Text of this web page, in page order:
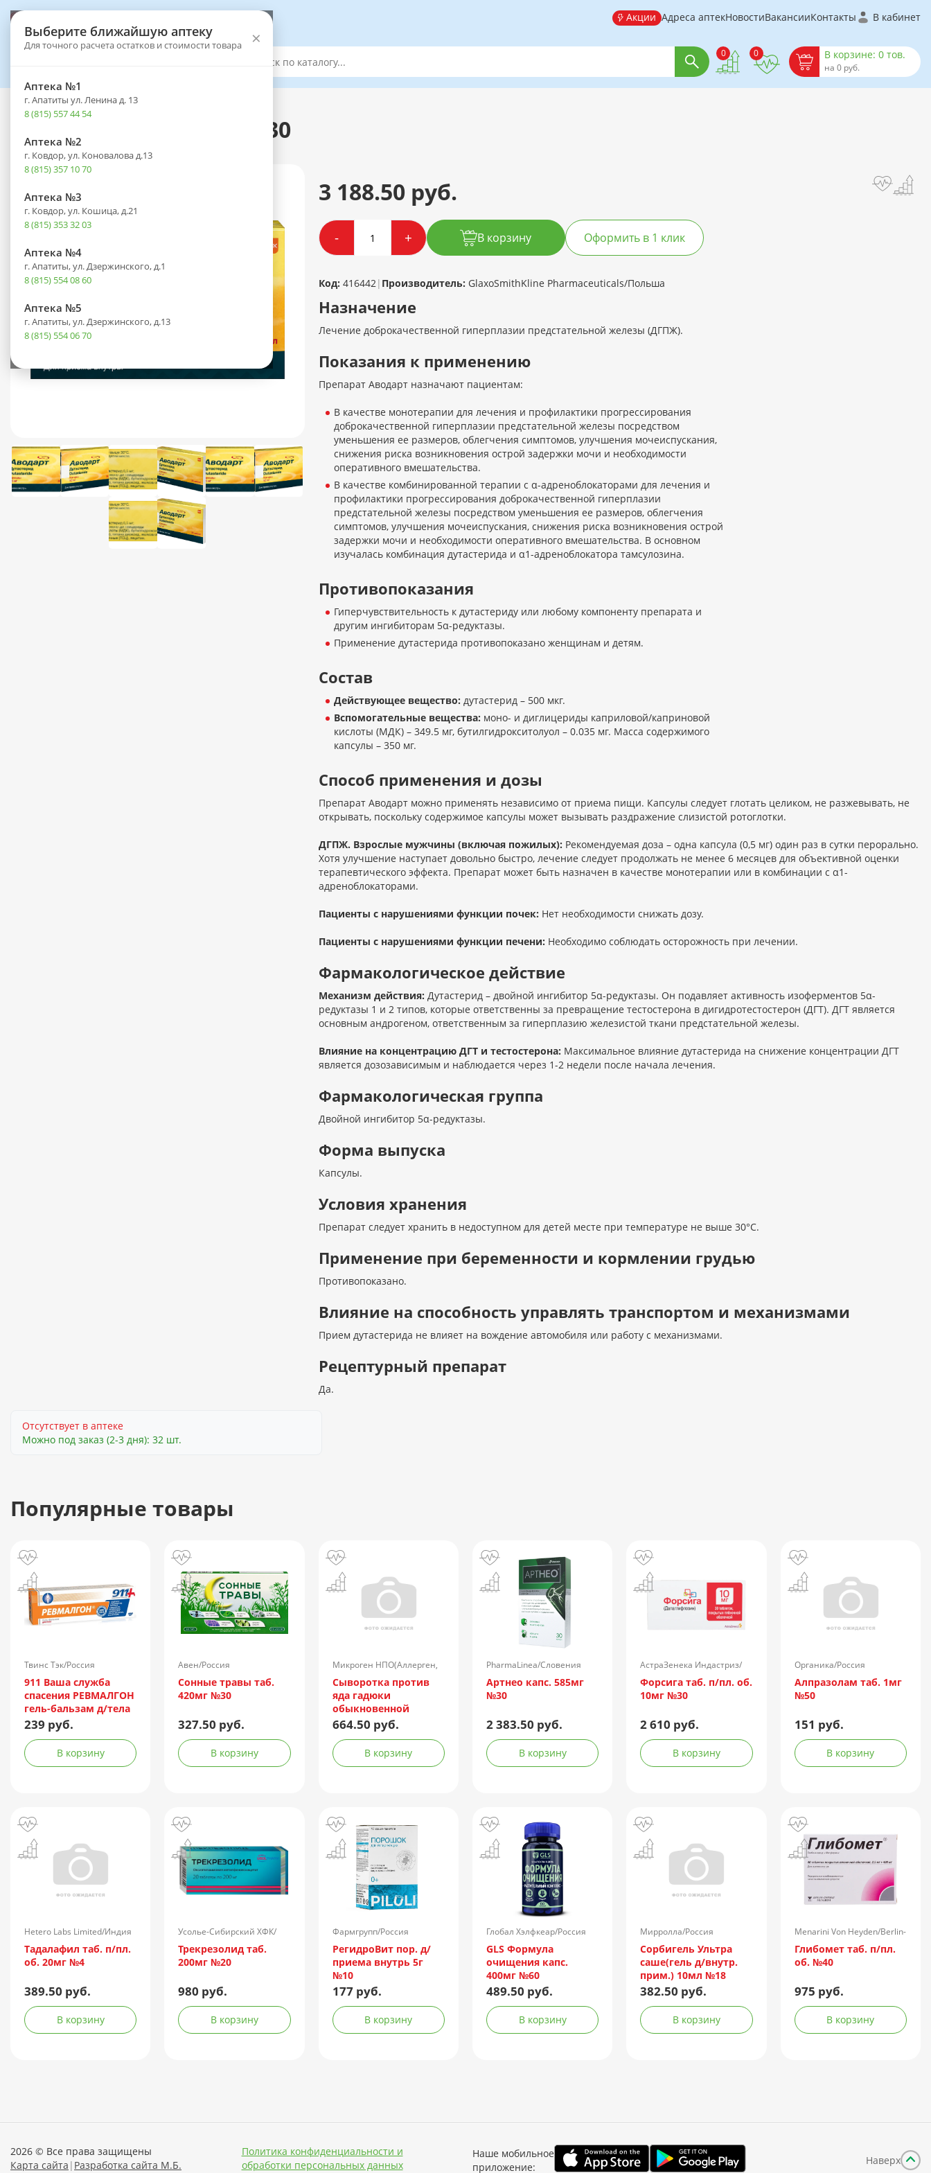
Выберите ближайшую аптеку
Для точного расчета остатков и стоимости товара ×
Аптека №1
г. Апатиты ул. Ленина д. 13
8 (815) 557 44 54
Аптека №2
г. Ковдор, ул. Коновалова д.13
8 (815) 357 10 70
Аптека №3
г. Ковдор, ул. Кошица, д.21
8 (815) 353 32 03
Аптека №4
г. Апатиты, ул. Дзержинского, д.1
8 (815) 554 08 60
Аптека №5
г. Апатиты, ул. Дзержинского, д.13
8 (815) 554 06 70
Акции Адреса аптекНовостиВакансииКонтакты В кабинет
0 0 В корзине: 0 тов.
на 0 руб.
Каталог - Лекарственные препараты
Аводарт капс. 0,5мг №30
3 188.50 руб.
- + В корзину Оформить в 1 клик
Код: 416442| Производитель: GlaxoSmithKline Pharmaceuticals/Польша
Назначение
Лечение доброкачественной гиперплазии предстательной железы (ДГПЖ).
Показания к применению
Препарат Аводарт назначают пациентам:
В качестве монотерапии для лечения и профилактики прогрессирования
доброкачественной гиперплазии предстательной железы посредством
уменьшения ее размеров, облегчения симптомов, улучшения мочеиспускания,
снижения риска возникновения острой задержки мочи и необходимости
оперативного вмешательства.
В качестве комбинированной терапии с α-адреноблокаторами для лечения и
профилактики прогрессирования доброкачественной гиперплазии
предстательной железы посредством уменьшения ее размеров, облегчения
симптомов, улучшения мочеиспускания, снижения риска возникновения острой
задержки мочи и необходимости оперативного вмешательства. В основном
изучалась комбинация дутастерида и α1-адреноблокатора тамсулозина.
Противопоказания
Гиперчувствительность к дутастериду или любому компоненту препарата и
другим ингибиторам 5α-редуктазы.
Применение дутастерида противопоказано женщинам и детям.
Состав
Действующее вещество: дутастерид – 500 мкг.
Вспомогательные вещества: моно- и диглицериды каприловой/каприновой
кислоты (МДК) – 349.5 мг, бутилгидрокситолуол – 0.035 мг. Масса содержимого
капсулы – 350 мг.
Способ применения и дозы
Препарат Аводарт можно применять независимо от приема пищи. Капсулы следует глотать целиком, не разжевывать, не
открывать, поскольку содержимое капсулы может вызывать раздражение слизистой ротоглотки.
ДГПЖ. Взрослые мужчины (включая пожилых): Рекомендуемая доза – одна капсула (0,5 мг) один раз в сутки перорально.
Хотя улучшение наступает довольно быстро, лечение следует продолжать не менее 6 месяцев для объективной оценки
терапевтического эффекта. Препарат может быть назначен в качестве монотерапии или в комбинации с α1-
адреноблокаторами.
Пациенты с нарушениями функции почек: Нет необходимости снижать дозу.
Пациенты с нарушениями функции печени: Необходимо соблюдать осторожность при лечении.
Фармакологическое действие
Механизм действия: Дутастерид – двойной ингибитор 5α-редуктазы. Он подавляет активность изоферментов 5α-
редуктазы 1 и 2 типов, которые ответственны за превращение тестостерона в дигидротестостерон (ДГТ). ДГТ является
основным андрогеном, ответственным за гиперплазию железистой ткани предстательной железы.
Влияние на концентрацию ДГТ и тестостерона: Максимальное влияние дутастерида на снижение концентрации ДГТ
является дозозависимым и наблюдается через 1-2 недели после начала лечения.
Фармакологическая группа
Двойной ингибитор 5α-редуктазы.
Форма выпуска
Капсулы.
Условия хранения
Препарат следует хранить в недоступном для детей месте при температуре не выше 30°С.
Применение при беременности и кормлении грудью
Противопоказано.
Влияние на способность управлять транспортом и механизмами
Прием дутастерида не влияет на вождение автомобиля или работу с механизмами.
Рецептурный препарат
Да.
Отсутствует в аптеке
Можно под заказ (2-3 дня): 32 шт.
Популярные товары
Твинс Тэк/Россия
911 Ваша служба
спасения РЕВМАЛГОН
гель-бальзам д/тела
100мл
239 руб.
В корзину
Авен/Россия
Сонные травы таб.
420мг №30
327.50 руб.
В корзину
Микроген НПО(Аллерген,
г.Ставрополь)/Россия
Сыворотка против
яда гадюки
обыкновенной
лошадиная
очищенная
концентрированная
жидкая амп.(р-р д/
664.50 руб.
В корзину
PharmaLinea/Словения
Артнео капс. 585мг
№30
2 383.50 руб.
В корзину
АстраЗенека Индастриз/
Россия
Форсига таб. п/пл. об.
10мг №30
2 610 руб.
В корзину
Органика/Россия
Алпразолам таб. 1мг
№50
151 руб.
В корзину
Hetero Labs Limited/Индия
Тадалафил таб. п/пл.
об. 20мг №4
389.50 руб.
В корзину
Усолье-Сибирский ХФК/
Россия
Трекрезолид таб.
200мг №20
980 руб.
В корзину
Фармгрупп/Россия
РегидроВит пор. д/
приема внутрь 5г
№10
177 руб.
В корзину
Глобал Хэлфкеар/Россия
GLS Формула
очищения капс.
400мг №60
489.50 руб.
В корзину
Мирролла/Россия
Сорбигель Ультра
саше(гель д/внутр.
прим.) 10мл №18
382.50 руб.
В корзину
Menarini Von Heyden/Berlin-
Chemie/Германия
Глибомет таб. п/пл.
об. №40
975 руб.
В корзину
2026 © Все права защищены
Карта сайта | Разработка сайта М.Б.
Политика конфиденциальности и
обработки персональных данных
Наше мобильное
приложение:
Наверх